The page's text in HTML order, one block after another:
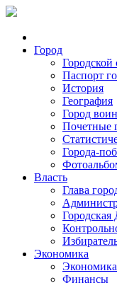
Город
Городской
Паспорт
История
География
Город
Почетные
Города-
Власть
Глава
Городская
Экономика
Экономика
Финансы